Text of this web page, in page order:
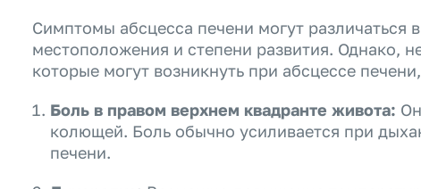
Симптомы абсцесса печени могут различаться
местоположения и степени развития. Однако,
которые могут возникнуть при абсцессе
Боль в правом верхнем квадранте живота:
колющей. Боль обычно усиливается при
печени.